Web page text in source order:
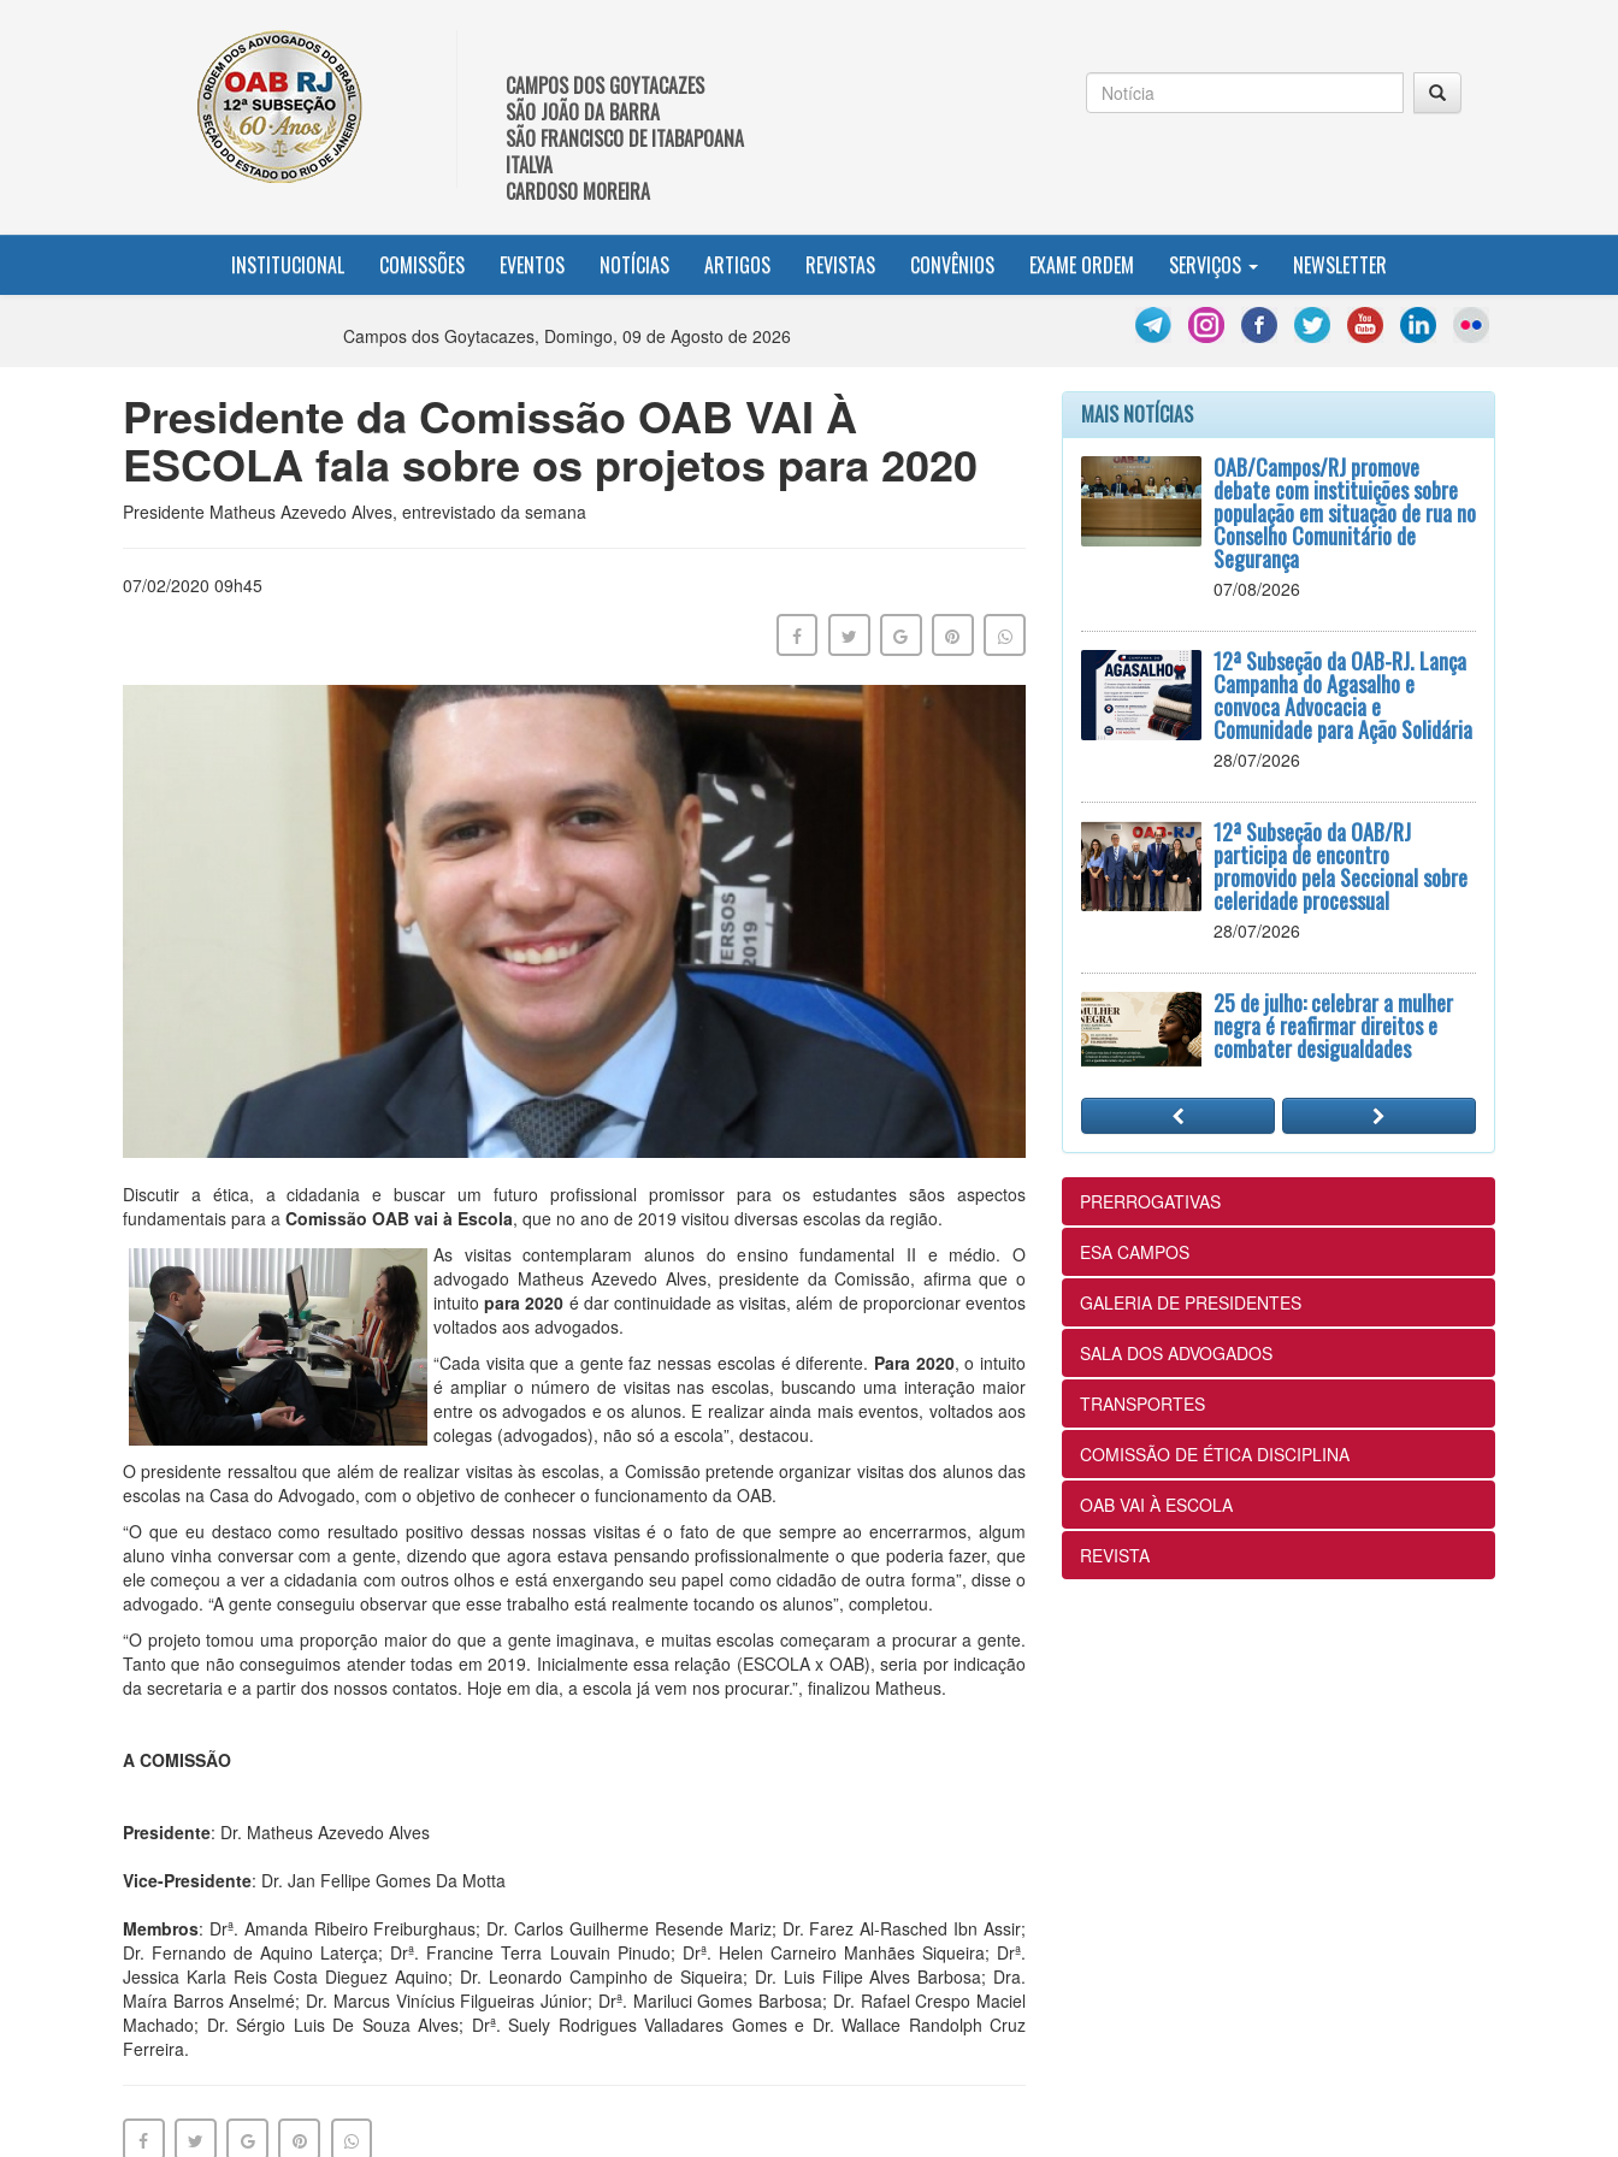
CAMPOS DOS GOYTACAZES
SÃO JOÃO DA BARRA
SÃO FRANCISCO DE ITABAPOANA
ITALVA
CARDOSO MOREIRA
INSTITUCIONAL COMISSÕES EVENTOS NOTÍCIAS ARTIGOS REVISTAS CONVÊNIOS EXAME ORDEM SERVIÇOS NEWSLETTER
Campos dos Goytacazes, Domingo, 09 de Agosto de 2026
Presidente da Comissão OAB VAI À
ESCOLA fala sobre os projetos para 2020
Presidente Matheus Azevedo Alves, entrevistado da semana
07/02/2020 09h45
Discutir a ética, a cidadania e buscar um futuro profissional promissor para os estudantes sãos aspectos
fundamentais para a Comissão OAB vai à Escola, que no ano de 2019 visitou diversas escolas da região.
As visitas contemplaram alunos do ensino fundamental II e médio. O
advogado Matheus Azevedo Alves, presidente da Comissão, afirma que o
intuitopara 2020 é dar continuidade as visitas, além de proporcionar eventos
voltados aos advogados.
“Cada visita que a gente faz nessas escolas é diferente. Para 2020, o intuito
é ampliar o número de visitas nas escolas, buscando uma interação maior
entre os advogados e os alunos. E realizar ainda mais eventos, voltados aos
colegas (advogados), não só a escola”, destacou.
O presidente ressaltou que além de realizar visitas às escolas, a Comissão pretende organizar visitas dos alunos das
escolas na Casa do Advogado, com o objetivo de conhecer o funcionamento da OAB.
“O que eu destaco como resultado positivo dessas nossas visitas é o fato de que sempre ao encerrarmos, algum
aluno vinha conversar com a gente, dizendo que agora estava pensando profissionalmente o que poderia fazer, que
ele começou a ver a cidadania com outros olhos e está enxergando seu papel como cidadão de outra forma”, disse o
advogado. “A gente conseguiu observar que esse trabalho está realmente tocando os alunos”, completou.
“O projeto tomou uma proporção maior do que a gente imaginava, e muitas escolas começaram a procurar a gente.
Tanto que não conseguimos atender todas em 2019. Inicialmente essa relação (ESCOLA x OAB), seria por indicação
da secretaria e a partir dos nossos contatos. Hoje em dia, a escola já vem nos procurar.”, finalizou Matheus.
A COMISSÃO
Presidente: Dr. Matheus Azevedo Alves
Vice-Presidente: Dr. Jan Fellipe Gomes Da Motta
Membros: Drª. Amanda Ribeiro Freiburghaus; Dr. Carlos Guilherme Resende Mariz; Dr. Farez Al-Rasched Ibn Assir;
Dr. Fernando de Aquino Laterça; Drª. Francine Terra Louvain Pinudo; Drª. Helen Carneiro Manhães Siqueira; Drª.
Jessica Karla Reis Costa Dieguez Aquino; Dr. Leonardo Campinho de Siqueira; Dr. Luis Filipe Alves Barbosa; Dra.
Maíra Barros Anselmé; Dr. Marcus Vinícius Filgueiras Júnior; Drª. Mariluci Gomes Barbosa; Dr. Rafael Crespo Maciel
Machado; Dr. Sérgio Luis De Souza Alves; Drª. Suely Rodrigues Valladares Gomes e Dr. Wallace Randolph Cruz
Ferreira.
MAIS NOTÍCIAS
OAB/Campos/RJ promove
debate com instituições sobre
população em situação de rua no
Conselho Comunitário de
Segurança
07/08/2026
12ª Subseção da OAB-RJ. Lança
Campanha do Agasalho e
convoca Advocacia e
Comunidade para Ação Solidária
28/07/2026
12ª Subseção da OAB/RJ
participa de encontro
promovido pela Seccional sobre
celeridade processual
28/07/2026
25 de julho: celebrar a mulher
negra é reafirmar direitos e
combater desigualdades
12ª Subseção e ESA realizam
Masterclass sobre Crimes
Eleitorais na Prática
24/07/2026
12ª Subseção e ESA alinham
projetos e ações voltados ao
fortalecimento dos futuros
advogados
OABRJ disponibiliza repositório
de manuais e cartilhas digitais
para apoiar a advocacia
fluminense
PRERROGATIVAS
ESA CAMPOS
GALERIA DE PRESIDENTES
SALA DOS ADVOGADOS
TRANSPORTES
COMISSÃO DE ÉTICA DISCIPLINA
OAB VAI À ESCOLA
REVISTA